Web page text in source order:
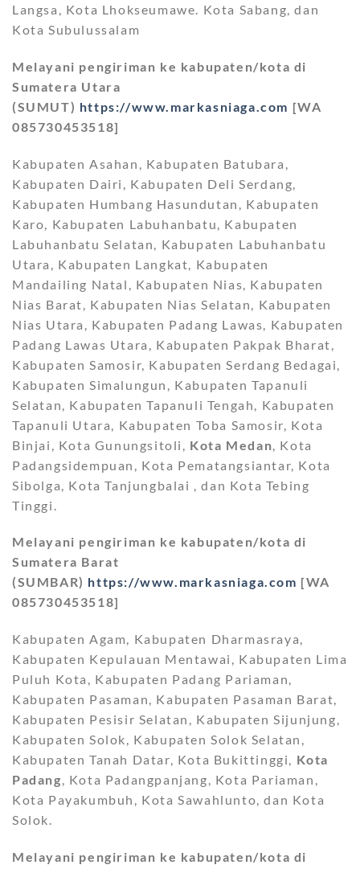
Langsa, Kota Lhokseumawe. Kota Sabang, dan
Kota Subulussalam
Melayani pengiriman ke kabupaten/kota di
Sumatera Utara
(SUMUT) https://www.markasniaga.com [WA
085730453518]
Kabupaten Asahan, Kabupaten Batubara,
Kabupaten Dairi, Kabupaten Deli Serdang,
Kabupaten Humbang Hasundutan, Kabupaten
Karo, Kabupaten Labuhanbatu, Kabupaten
Labuhanbatu Selatan, Kabupaten Labuhanbatu
Utara, Kabupaten Langkat, Kabupaten
Mandailing Natal, Kabupaten Nias, Kabupaten
Nias Barat, Kabupaten Nias Selatan, Kabupaten
Nias Utara, Kabupaten Padang Lawas, Kabupaten
Padang Lawas Utara, Kabupaten Pakpak Bharat,
Kabupaten Samosir, Kabupaten Serdang Bedagai,
Kabupaten Simalungun, Kabupaten Tapanuli
Selatan, Kabupaten Tapanuli Tengah, Kabupaten
Tapanuli Utara, Kabupaten Toba Samosir, Kota
Binjai, Kota Gunungsitoli, Kota Medan , Kota
Padangsidempuan, Kota Pematangsiantar, Kota
Sibolga, Kota Tanjungbalai , dan Kota Tebing
Tinggi.
Melayani pengiriman ke kabupaten/kota di
Sumatera Barat
(SUMBAR) https://www.markasniaga.com [WA
085730453518]
Kabupaten Agam, Kabupaten Dharmasraya,
Kabupaten Kepulauan Mentawai, Kabupaten Lima
Puluh Kota, Kabupaten Padang Pariaman,
Kabupaten Pasaman, Kabupaten Pasaman Barat,
Kabupaten Pesisir Selatan, Kabupaten Sijunjung,
Kabupaten Solok, Kabupaten Solok Selatan,
Kabupaten Tanah Datar, Kota Bukittinggi, Kota
Padang, Kota Padangpanjang, Kota Pariaman,
Kota Payakumbuh, Kota Sawahlunto, dan Kota
Solok.
Melayani pengiriman ke kabupaten/kota di